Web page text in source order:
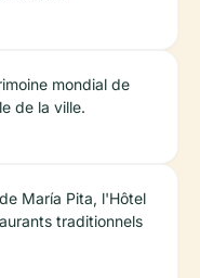
mondial de
de la ville.
María Pita, l'Hôtel
traditionnels